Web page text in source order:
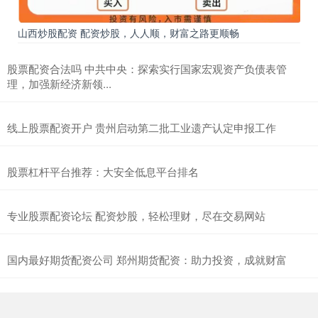
山西炒股配资 配资炒股，人人顺，财富之路更顺畅
股票配资合法吗 中共中央：探索实行国家宏观资产负债表管
理，加强新经济新领...
线上股票配资开户 贵州启动第二批工业遗产认定申报工作
股票杠杆平台推荐：大安全低息平台排名
专业股票配资论坛 配资炒股，轻松理财，尽在交易网站
国内最好期货配资公司 郑州期货配资：助力投资，成就财富